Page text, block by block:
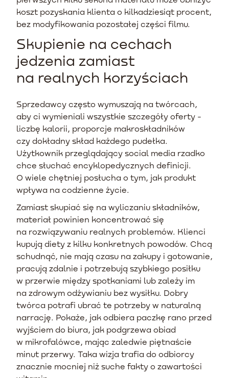
koszt pozyskania klienta o kilkadziesiąt procent,
bez modyfikowania pozostałej części filmu.
Skupienie na cechach
jedzenia zamiast
na realnych korzyściach
Sprzedawcy często wymuszają na twórcach,
aby ci wymieniali wszystkie szczegóły oferty -
liczbę kalorii, proporcje makroskładników
czy dokładny skład każdego pudełka.
Użytkownik przeglądający social media rzadko
chce słuchać encyklopedycznych definicji.
O wiele chętniej posłucha o tym, jak produkt
wpływa na codzienne życie.
Zamiast skupiać się na wyliczaniu składników,
materiał powinien koncentrować się
na rozwiązywaniu realnych problemów. Klienci
kupują diety z kilku konkretnych powodów. Chcą
schudnąć, nie mają czasu na zakupy i gotowanie,
pracują zdalnie i potrzebują szybkiego posiłku
w przerwie między spotkaniami lub zależy im
na zdrowym odżywianiu bez wysiłku. Dobry
twórca potrafi ubrać te potrzeby w naturalną
narrację. Pokaże, jak odbiera paczkę rano przed
wyjściem do biura, jak podgrzewa obiad
w mikrofalówce, mając zaledwie piętnaście
minut przerwy. Taka wizja trafia do odbiorcy
znacznie mocniej niż suche fakty o zawartości